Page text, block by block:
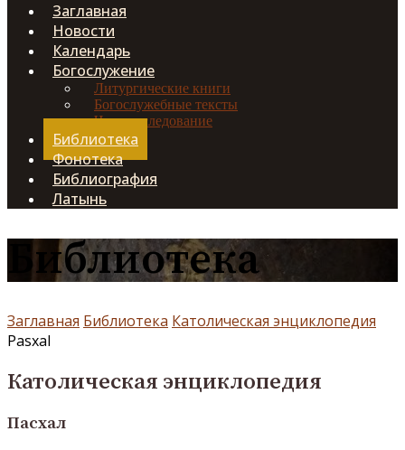
Заглавная
Новости
Календарь
Богослужение
Литургические книги
Богослужебные тексты
Чинопоследование
Библиотека
Фонотека
Библиография
Латынь
Библиотека
Заглавная Библиотека Католическая энциклопедия
Pasxal
Католическая энциклопедия
Пасхал